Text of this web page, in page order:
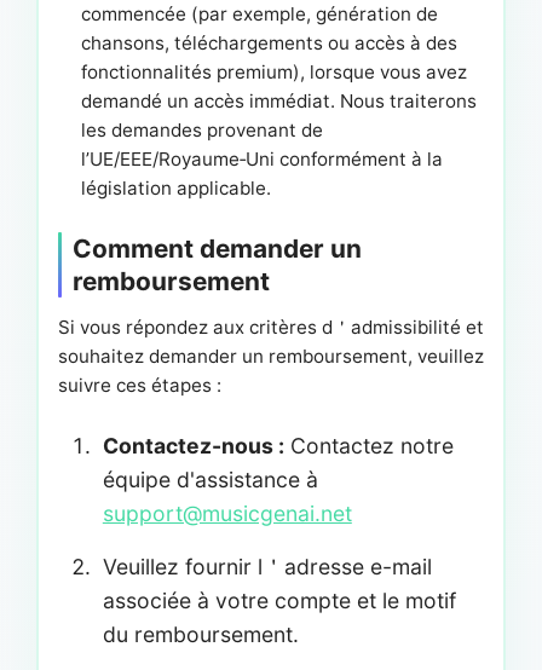
commencée (par exemple, génération de
chansons, téléchargements ou accès à des
fonctionnalités premium), lorsque vous avez
demandé un accès immédiat. Nous traiterons
les demandes provenant de
l’UE/EEE/Royaume‑Uni conformément à la
législation applicable.
Comment demander un
remboursement
Si vous répondez aux critères d＇admissibilité et
souhaitez demander un remboursement, veuillez
suivre ces étapes :
Contactez-nous : Contactez notre
équipe d'assistance à
support@musicgenai.net
Veuillez fournir l＇adresse e-mail
associée à votre compte et le motif
du remboursement.